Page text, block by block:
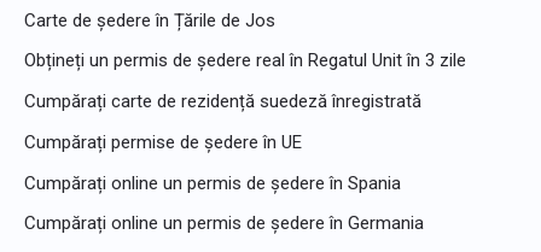
Carte de ședere în Țările de Jos
Obțineți un permis de ședere real în Regatul Unit în 3 zile
Cumpărați carte de rezidență suedeză înregistrată
Cumpărați permise de ședere în UE
Cumpărați online un permis de ședere în Spania
Cumpărați online un permis de ședere în Germania